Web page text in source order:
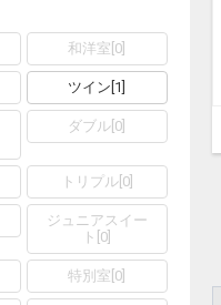
和洋室 0
ツイン 1
ダブル 0
トリプル[ 0]
ジュニアスイー
ト 0
特別室 0